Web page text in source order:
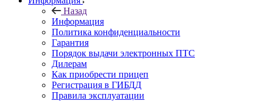
Назад
Информация
Политика конфиденциальности
Гарантия
Порядок выдачи электронных ПТС
Дилерам
Как приобрести прицеп
Регистрация в ГИБДД
Правила эксплуатации